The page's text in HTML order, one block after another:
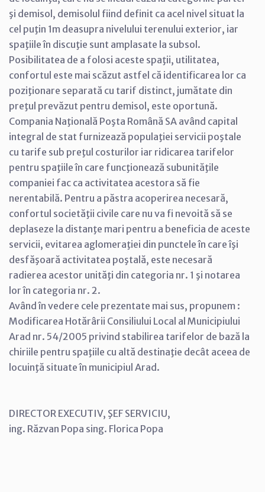
şi demisol, demisolul fiind definit ca acel nivel situat la
cel pu‏ţin 1m deasupra nivelului terenului exterior, iar
spaţiile în discuţie sunt amplasate la subsol.
Posibilitatea de a folosi aceste spaţii, utilitatea,
confortul este mai scăzut astfel că identificarea lor ca
poziţionare separată cu tarif distinct, jumătate din
preţul prevăzut pentru demisol, este oportună.
Compania Naţională Poşta Română SA având capital
integral de stat furnizează populaţiei servicii poştale
cu tarife sub preţul costurilor iar ridicarea tarifelor
pentru spaţiile în care funcţionează subunităţile
companiei fac ca activitatea acestora să fie
nerentabilă. Pentru a păstra acoperirea necesară,
confortul societăţii civile care nu va fi nevoită să se
deplaseze la distanţe mari pentru a beneficia de aceste
servicii, evitarea aglomeraţiei din punctele în care îşi
desfăşoară activitatea poştală, este necesară
radierea acestor unităţi din categoria nr. 1 şi notarea
lor în categoria nr. 2.
Având în vedere cele prezentate mai sus, propunem :
Modificarea Hotărârii Consiliului Local al Municipiului
Arad nr. 54/2005 privind stabilirea tarifelor de bază la
chiriile pentru spaţiile cu altă destinaţie decât aceea de
locuinţă situate în municipiul Arad.
DIRECTOR EXECUTIV, ŞEF SERVICIU,
ing. Răzvan Popa sing. Florica Popa